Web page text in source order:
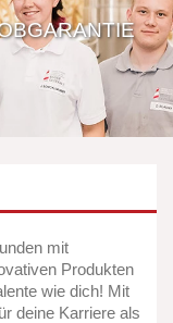
mit
Produkten
wie dich! Mit
deine Karriere als